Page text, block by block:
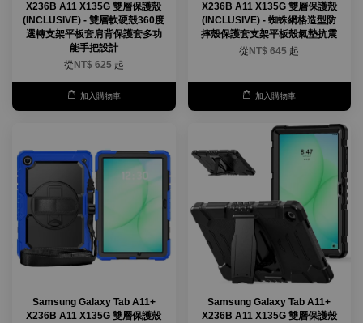
X236B A11 X135G 雙層保護殼
(INCLUSIVE) - 雙層軟硬殼360度
選轉支架平板套肩背保護套多功
能手把設計
從 NT$ 625 起
加入購物車
X236B A11 X135G 雙層保護殼
(INCLUSIVE) - 蜘蛛網格造型防
摔殼保護套支架平板殼氣墊抗震
從 NT$ 645 起
加入購物車
Samsung Galaxy Tab A11+
X236B A11 X135G 雙層保護殼
Samsung Galaxy Tab A11+
X236B A11 X135G 雙層保護殼